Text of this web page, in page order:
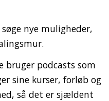
nye muligheder,
bruger podcasts som
sine kurser, forløb og
så det er sjældent